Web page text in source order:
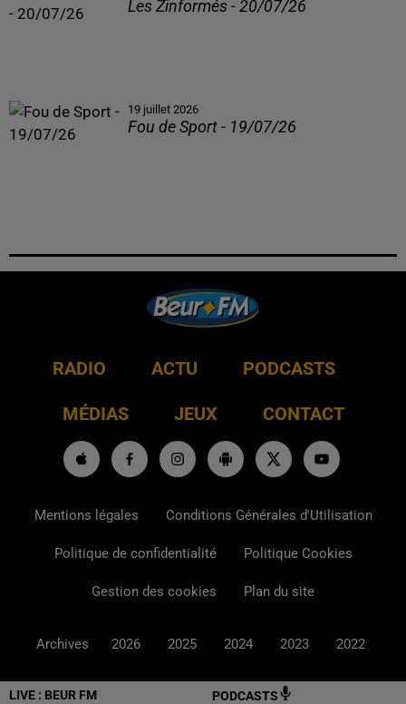
LIVE : BEUR FM PODCASTS
Les Zinformés - 20/07/26
19 juillet 2026
Fou de Sport - 19/07/26
RADIO ACTU PODCASTS
MÉDIAS JEUX CONTACT
Mentions légales Conditions Générales d'Utilisation
Politique de confidentialité Politique Cookies
Gestion des cookies Plan du site
Archives 2026 2025 2024 2023 2022